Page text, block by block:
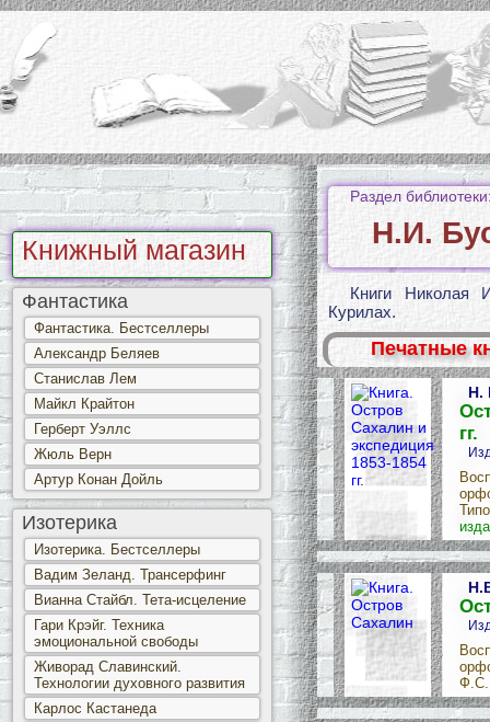
Книжный магазин
Фантастика
Фантастика. Бестселлеры
Александр Беляев
Станислав Лем
Майкл Крайтон
Герберт Уэллс
Жюль Верн
Артур Конан Дойль
Изотерика
Изотерика. Бестселлеры
Вадим Зеланд. Трансерфинг
Вианна Стайбл. Тета-исцеление
Гари Крэйг. Техника
эмоциональной свободы
Живорад Славинский.
Технологии духовного развития
Карлос Кастанеда
Раздел
Н.И.
Книги Николая
Курилах.
Печатные
Н.
гг.
Ф.С.